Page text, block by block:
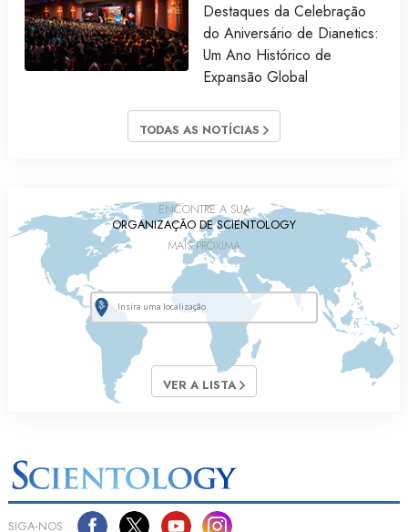
Destaques da Celebração
do Aniversário de Dianetics:
Um Ano Histórico de
Expansão Global
TODAS AS NOTÍCIAS
ENCONTRE A SUA
ORGANIZAÇÃO DE SCIENTOLOGY
MAIS PRÓXIMA
VER A LISTA
SIGA‑NOS